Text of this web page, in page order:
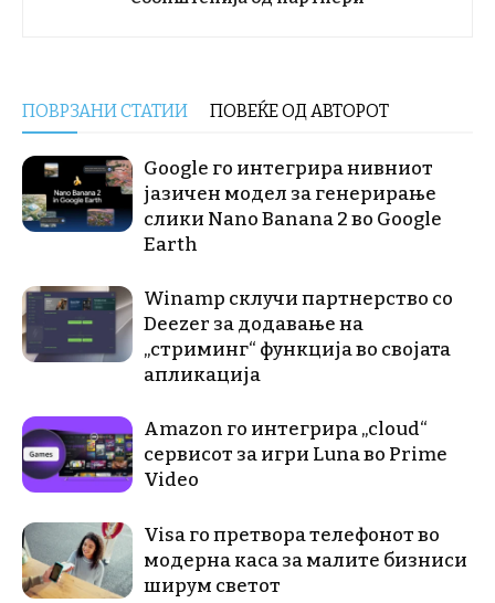
ПОВРЗАНИ СТАТИИ ПОВЕЌЕ ОД АВТОРОТ
Google го интегрира нивниот
јазичен модел за генерирање
слики Nano Banana 2 во Google
Earth
Winamp склучи партнерство со
Deezer за додавање на
„стриминг“ функција во својата
апликација
Amazon го интегрира „cloud“
сервисот за игри Luna во Prime
Video
Visa го претвора телефонот во
модерна каса за малите бизниси
ширум светот